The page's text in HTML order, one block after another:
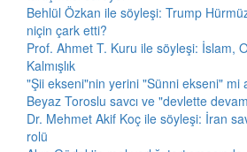
Behlül Özkan ile söyleşi: Trump
niçin çark etti?
Prof. Ahmet T. Kuru ile söyleşi: İslam,
Kalmışlık
"Şii ekseni"nin yerini "Sünni ekseni" mi
Beyaz Toroslu savcı ve "devlette
Dr. Mehmet Akif Koç ile söyleşi: İran
rolü